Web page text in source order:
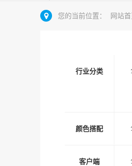
您的当前位置： 网站
行业分类
颜色搭配
客户端